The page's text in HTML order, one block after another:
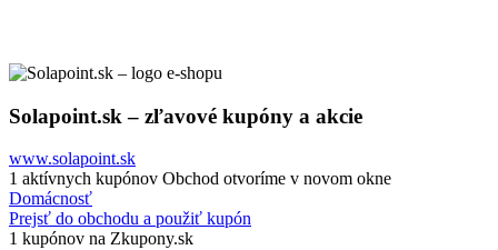
Solapoint.sk – zľavové kupóny a akcie
www.solapoint.sk
1 aktívnych kupónov Obchod otvoríme v novom okne
Domácnosť
Prejsť do obchodu a použiť kupón
1 kupónov na Zkupony.sk